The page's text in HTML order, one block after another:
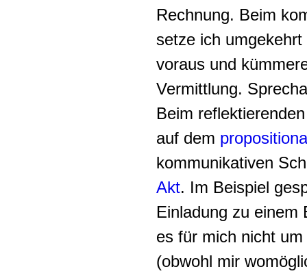
Rechnung. Beim
setze ich
voraus und
Vermittlung.
Beim
auf dem
kommunikativen
Akt. Im Beispiel
Einladung zu einem
es für mich nicht
(obwohl mir